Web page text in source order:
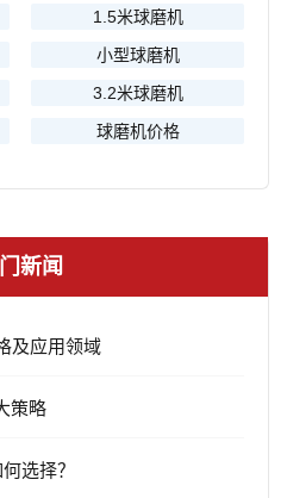
1.5米球磨机
小型球磨机
3.2米球磨机
球磨机价格
新闻
及应用领域
策略
选择？